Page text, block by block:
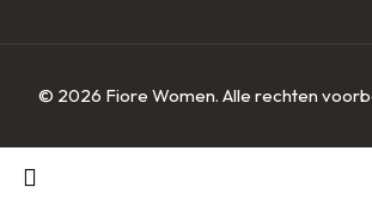
© 2026 Fiore Women. Alle rechten